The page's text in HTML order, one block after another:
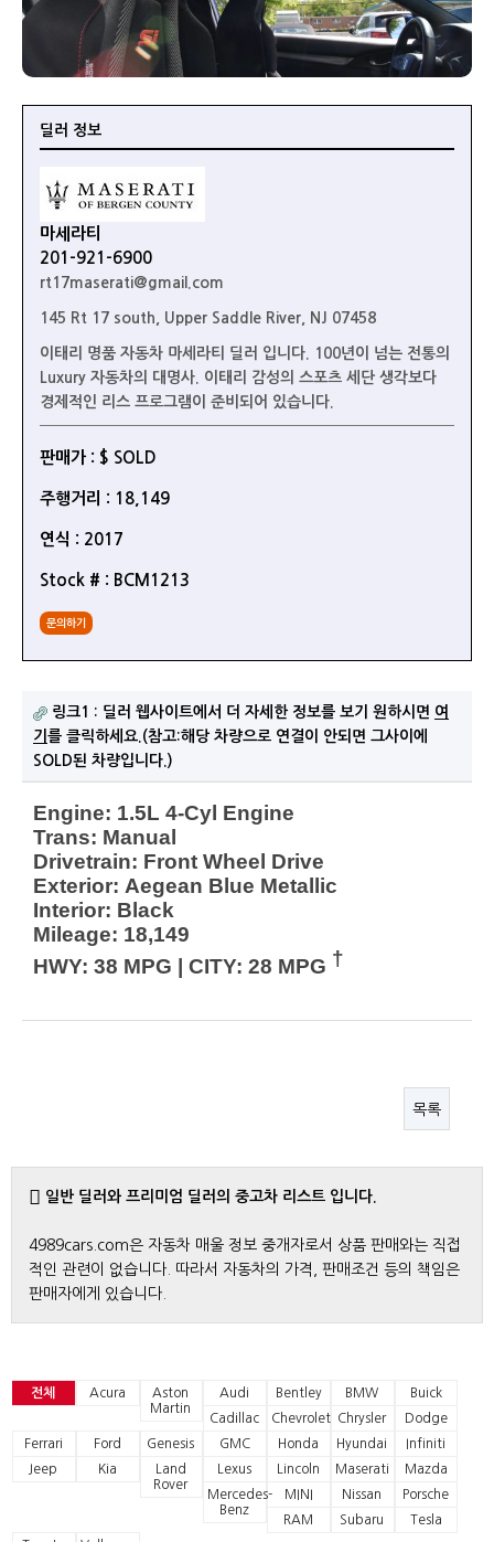
딜러 정보
마세라티
201-921-6900
rt17maserati@gmail.com
145 Rt 17 south, Upper Saddle River, NJ 07458
이태리 명품 자동차 마세라티 딜러 입니다. 100년이 넘는 전통의
Luxury 자동차의 대명사. 이태리 감성의 스포츠 세단 생각보다
경제적인 리스 프로그램이 준비되어 있습니다.
판매가 : $ SOLD
주행거리 : 18,149
연식 : 2017
Stock # : BCM1213
문의하기
링크1 : 딜러 웹사이트에서 더 자세한 정보를 보기 원하시면 여
기 를 클릭하세요.(참고:해당 차량으로 연결이 안되면 그사이에
SOLD된 차량입니다.)
Engine: 1.5L 4-Cyl Engine
Trans: Manual
Drivetrain: Front Wheel Drive
Exterior: Aegean Blue Metallic
Interior: Black
Mileage: 18,149
HWY: 38 MPG CITY: 28 MPG †
목록
일반 딜러와 프리미엄 딜러의 중고차 리스트 입니다.
4989cars.com은 자동차 매울 정보 중개자로서 상품 판매와는 직접
적인 관련이 없습니다. 따라서 자동차의 가격, 판매조건 등의 책임은
판매자에게 있습니다.
전체 Acura
Aston
Martin
Audi Bentley BMW
Buick
Cadillac
Chevrolet Chrysler
Dodge
Ferrari
Ford Genesis GMC Honda Hyundai
Infiniti
Jeep
Kia
Land
Rover
Lexus Lincoln Maserati
Mazda
Mercedes-
Benz
MINI Nissan
Porsche
RAM
Subaru
Tesla